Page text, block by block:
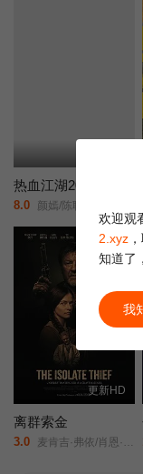
热血江湖2026
8.0 颜嫣/陈耿锋/颜雪凡/朱瑞祥/钟夫翔/
更新HD
离群索金
3.0 麦肯吉·弗依/肖恩·宾/奥德娅·拉什/
欢迎观
2.xyz
知道了
我